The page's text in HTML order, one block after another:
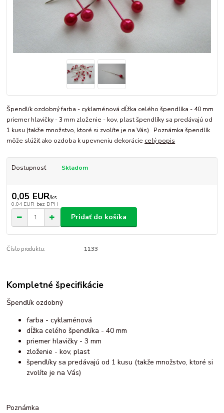
Špendlík ozdobný farba - cyklaménová dĺžka celého špendlíka - 40 mm
priemer hlavičky - 3 mm zloženie - kov, plast špendlíky sa predávajú od
1 kusu (takže množstvo, ktoré si zvolíte je na Vás) Poznámka špendlík
môže slúžiť ako ozdoba k upevneniu dekorácie celý popis
Dostupnosť Skladom
0,05 EUR/ks
0,04 EUR bez DPH
Pridať do košíka
Číslo produktu: 1133
Kompletné špecifikácie
Špendlík ozdobný
farba - cyklaménová
dĺžka celého špendlíka - 40 mm
priemer hlavičky - 3 mm
zloženie - kov, plast
špendlíky sa predávajú od 1 kusu (takže množstvo, ktoré si
zvolíte je na Vás)
Poznámka